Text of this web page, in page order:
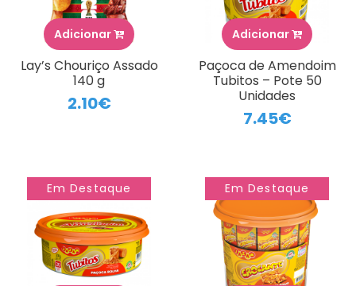
Adicionar
Lay’s Chouriço Assado
140 g
2.10€
Adicionar
Paçoca de Amendoim
Tubitos – Pote 50
Unidades
7.45€
Em Destaque Em Destaque